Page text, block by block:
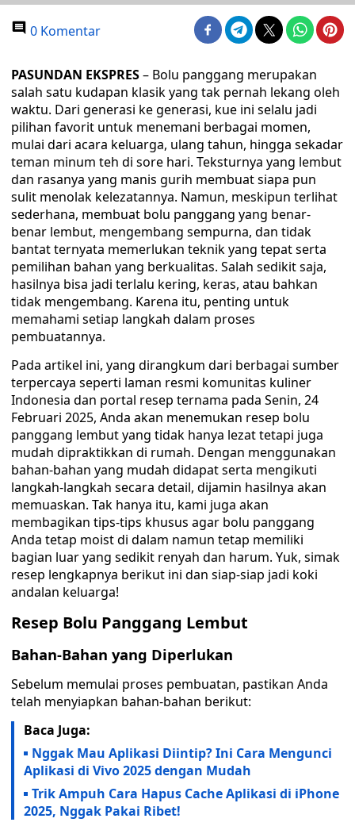
0 Komentar
PASUNDAN EKSPRES– Bolu panggang merupakan
salah satu kudapan klasik yang tak pernah lekang oleh
waktu. Dari generasi ke generasi, kue ini selalu jadi
pilihan favorit untuk menemani berbagai momen,
mulai dari acara keluarga, ulang tahun, hingga sekadar
teman minum teh di sore hari. Teksturnya yang lembut
dan rasanya yang manis gurih membuat siapa pun
sulit menolak kelezatannya. Namun, meskipun terlihat
sederhana, membuat bolu panggang yang benar-
benar lembut, mengembang sempurna, dan tidak
bantat ternyata memerlukan teknik yang tepat serta
pemilihan bahan yang berkualitas. Salah sedikit saja,
hasilnya bisa jadi terlalu kering, keras, atau bahkan
tidak mengembang. Karena itu, penting untuk
memahami setiap langkah dalam proses
pembuatannya.
Pada artikel ini, yang dirangkum dari berbagai sumber
terpercaya seperti laman resmi komunitas kuliner
Indonesia dan portal resep ternama pada Senin, 24
Februari 2025, Anda akan menemukan resep bolu
panggang lembut yang tidak hanya lezat tetapi juga
mudah dipraktikkan di rumah. Dengan menggunakan
bahan-bahan yang mudah didapat serta mengikuti
langkah-langkah secara detail, dijamin hasilnya akan
memuaskan. Tak hanya itu, kami juga akan
membagikan tips-tips khusus agar bolu panggang
Anda tetap moist di dalam namun tetap memiliki
bagian luar yang sedikit renyah dan harum. Yuk, simak
resep lengkapnya berikut ini dan siap-siap jadi koki
andalan keluarga!
Resep Bolu Panggang Lembut
Bahan-Bahan yang Diperlukan
Sebelum memulai proses pembuatan, pastikan Anda
telah menyiapkan bahan-bahan berikut:
Baca Juga:
Nggak Mau Aplikasi Diintip? Ini Cara Mengunci
Aplikasi di Vivo 2025 dengan Mudah
Trik Ampuh Cara Hapus Cache Aplikasi di iPhone
2025, Nggak Pakai Ribet!